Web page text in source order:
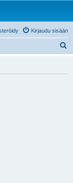
Kirjaudu sisään